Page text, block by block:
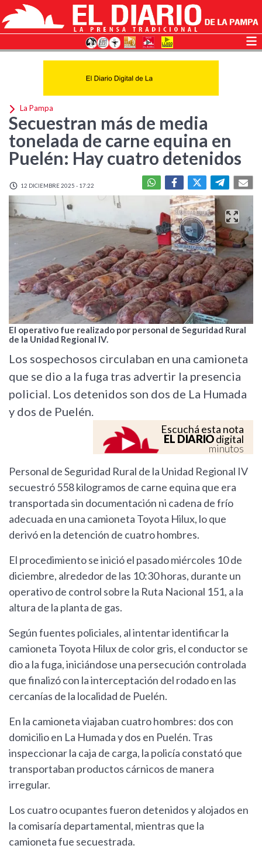
La Pampa
Secuestran más de media
tonelada de carne equina en
Puelén: Hay cuatro detenidos
12 DICIEMBRE 2025 - 17:22
El operativo fue realizado por personal de Seguridad Rural
de la Unidad Regional IV.
Los sospechosos circulaban en una camioneta
que se dio a la fuga tras advertir la presencia
policial. Los detenidos son dos de La Humada
y dos de Puelén.
Escuchá esta nota
EL DIARIOdigital
minutos
Personal de Seguridad Rural de la Unidad Regional IV
secuestró 558 kilogramos de carne equina que era
transportada sin documentación ni cadena de frío
adecuada en una camioneta Toyota Hilux, lo que
derivó en la detención de cuatro hombres.
El procedimiento se inició el pasado miércoles 10 de
diciembre, alrededor de las 10:30 horas, durante un
operativo de control sobre la Ruta Nacional 151, a la
altura de la planta de gas.
Según fuentes policiales, al intentar identificar la
camioneta Toyota Hilux de color gris, el conductor se
dio a la fuga, iniciándose una persecución controlada
que finalizó con la interceptación del rodado en las
cercanías de la localidad de Puelén.
En la camioneta viajaban cuatro hombres: dos con
domicilio en La Humada y dos en Puelén. Tras
inspeccionar la caja de carga, la policía constató que
transportaban productos cárnicos de manera
irregular.
Los cuatro ocupantes fueron detenidos y alojados en
la comisaría departamental, mientras que la
camioneta fue secuestrada.